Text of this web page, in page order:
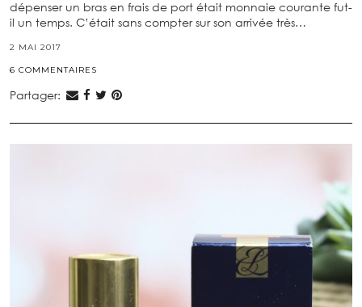
dépenser un bras en frais de port était monnaie courante fut-
il un temps. C’était sans compter sur son arrivée très…
2 MAI 2017
6 COMMENTAIRES
Partager: